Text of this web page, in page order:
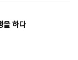
을 하다